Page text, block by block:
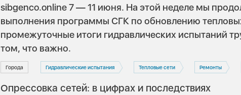
sibgenco.online 7 — 11 июня. На этой неделе мы
выполнения программы СГК по обновлению
промежуточные итоги гидравлических испытаний
том, что важно.
Города Гидравлические испытания Тепловые сети Ремонты
Опрессовка сетей: в цифрах и последствиях